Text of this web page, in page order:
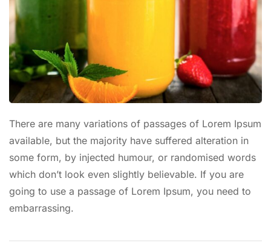
There are many variations of passages of Lorem Ipsum
available, but the majority have suffered alteration in
some form, by injected humour, or randomised words
which don’t look even slightly believable. If you are
going to use a passage of Lorem Ipsum, you need to
embarrassing.